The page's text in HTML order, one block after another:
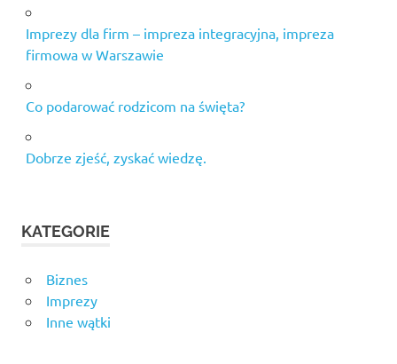
Imprezy dla firm – impreza integracyjna, impreza
firmowa w Warszawie
Co podarować rodzicom na święta?
Dobrze zjeść, zyskać wiedzę.
KATEGORIE
Biznes
Imprezy
Inne wątki